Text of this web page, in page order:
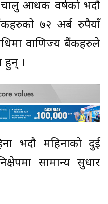
आर्थिक वर्षको भदौ
७२ अर्ब रुपैयाँ
वाणिज्य बैंकहरुले
हुन् ।
भदौ महिनाको दुई
सामान्य सुधार